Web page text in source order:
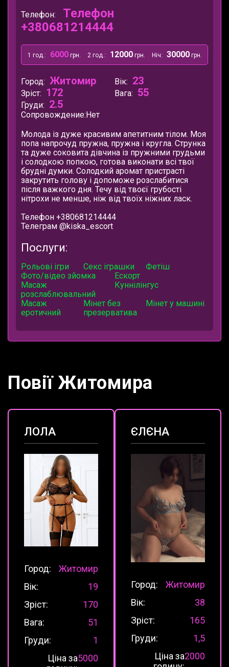
Телефон:
Телефон
+380681214444
1 год.: 6000грн. 2 год.: 12000грн. Ніч: 30000грн.
Город: Житомир Вік: 23
Зріст: 172 Вага: 55
Груди: 2.5
Сопровождение: Нет
Молода із дуже красивим апетитним тілом. Моя
попа напрочуд пружна, пружна і кругла. Струнка
та дуже соковита дівчина із пружними грудьми
і солодкою попкою, готова виконати всі твої
брудні думки. Солодкий аромат пристрасті
закрутить голову і допоможе розслабитися
після важкого дня. Течу від твоєї грубості
нітрохи не менше, ніж від твоїх ніжних ласк.
Телефон +380681214444
Телеграм @kiska_escort
Послуги:
Рольові ігри Секс іграшки
Фетіш
Фото/відео зйомка
Ескорт
Масаж
розслаблювальний
Куннілінгус
Масаж
еротичний
Мінет без
презерватива
Мінет у машині
Повії Житомира
ЛОЛА
Город:
Житомир
Вік:
19
Зріст:
170
Вага:
51
Груди:
1
Ціна за5000
ЄЛЄНА
Город:
Житомир
Вік:
38
Зріст:
165
Груди:
1,5
Ціна за2000